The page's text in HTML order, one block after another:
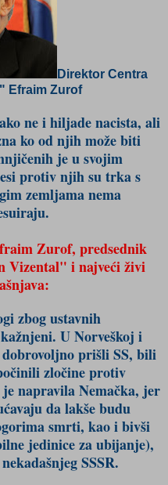
Direktor Centra
Efraim Zurof
ne i hiljade nacista, ali
ko od njih može biti
je u svojim
protiv njih su trka s
zemljama nema
Zurof, predsednik
Vizental" i najveći živi
zbog ustavnih
U Norveškoj i
prišli SS, bili
zločine protiv
napravila Nemačka, jer
da lakše budu
smrti, kao i bivši
jedinice za ubijanje),
SSSR.